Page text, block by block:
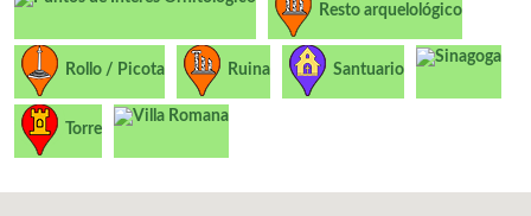
Resto arquelológico
Rollo / Picota Ruina Santuario
Sinagoga
Torre
Villa Romana